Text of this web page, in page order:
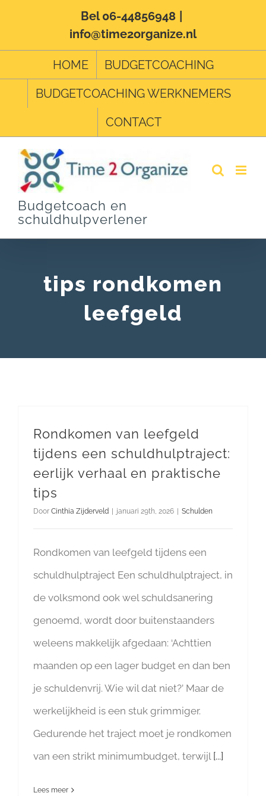
Bel 06-44856948
info@time2organize.nl
HOME
BUDGETCOACHING
BUDGETCOACHING WERKNEMERS
CONTACT
Budgetcoach en
schuldhulpverlener
tips rondkomen
leefgeld
Rondkomen van leefgeld
tijdens een schuldhulptraject:
eerlijk verhaal en praktische
tips
Door Cinthia Zijderveld | januari 29th, 2026 | Schulden
Rondkomen van leefgeld tijdens een
schuldhulptraject Een schuldhulptraject, in
de volksmond ook wel schuldsanering
genoemd, wordt door buitenstaanders
weleens makkelijk afgedaan: ‘Achttien
maanden op een lager budget en dan ben
je schuldenvrij. Wie wil dat niet?’ Maar de
werkelijkheid is een stuk grimmiger.
Gedurende het traject moet je rondkomen
van een strikt minimumbudget, terwijl [...]
Lees meer